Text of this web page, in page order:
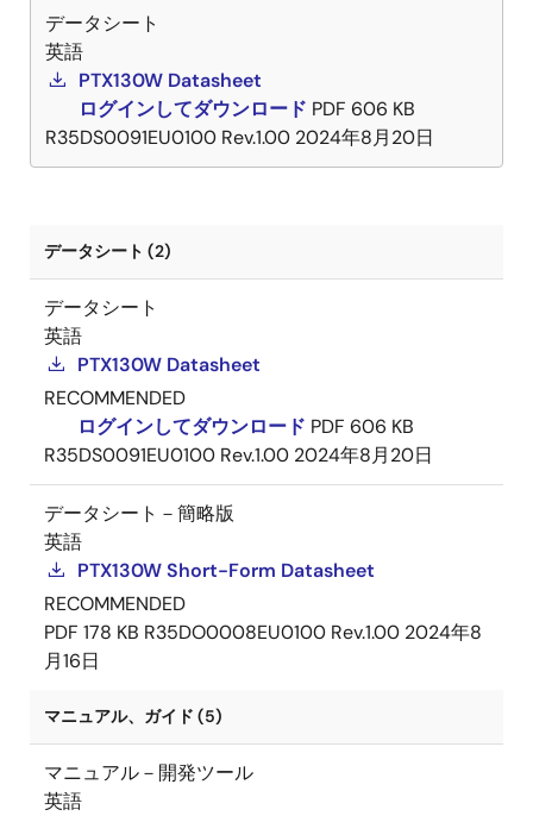
データシート
英語
PTX130W Datasheet
ログインしてダウンロード PDF 606 KB
R35DS0091EU0100 Rev.1.00 2024年8月20日
データシート (2)
データシート
英語
PTX130W Datasheet
RECOMMENDED
ログインしてダウンロード PDF 606 KB
R35DS0091EU0100 Rev.1.00 2024年8月20日
データシート－簡略版
英語
PTX130W Short-Form Datasheet
RECOMMENDED
PDF 178 KB R35DO0008EU0100 Rev.1.00 2024年8
月16日
マニュアル、ガイド (5)
マニュアル－開発ツール
英語